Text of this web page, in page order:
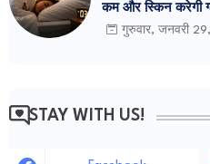
कम और स्किन करेगी
गुरुवार, जनवरी
STAY WITH US!